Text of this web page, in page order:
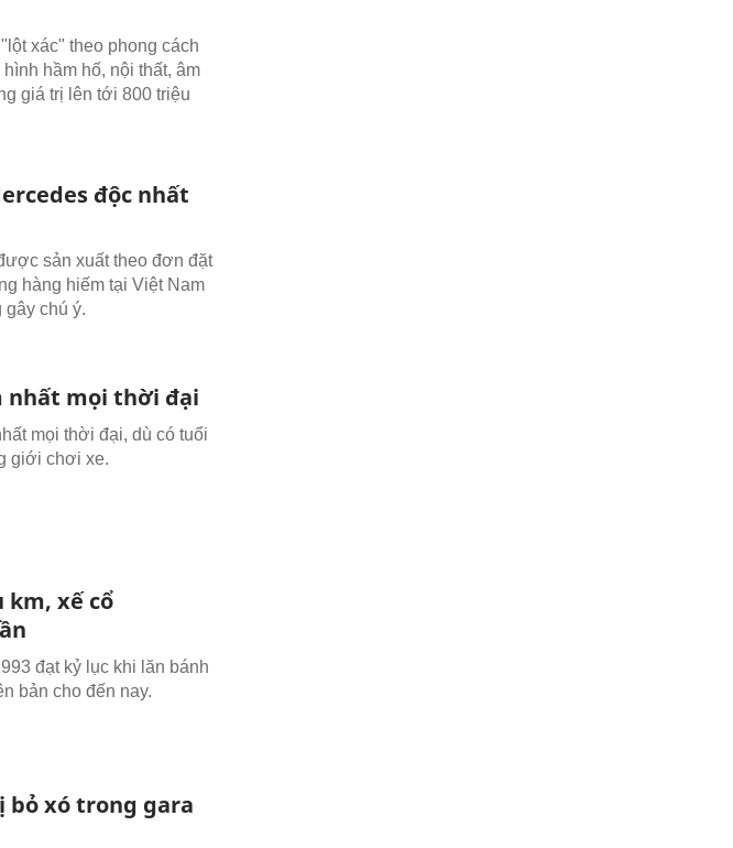
xác" theo phong cách
hầm hố, nội thất, âm
giá trị lên tới 800 triệu
độc nhất
sản xuất theo đơn đặt
hàng hiếm tại Việt Nam
chú ý.
nhất mọi thời đại
mọi thời đại, dù có tuổi
giới chơi xe.
km, xế cổ
đạt kỷ lục khi lăn bánh
bản cho đến nay.
bỏ xó trong gara